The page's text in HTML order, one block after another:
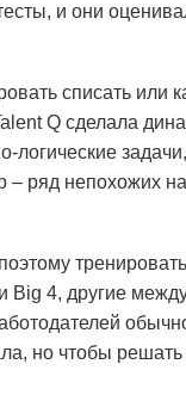
и они
списать или
Q сделала
логические
ряд непохожих
Big 4, другие
но чтобы